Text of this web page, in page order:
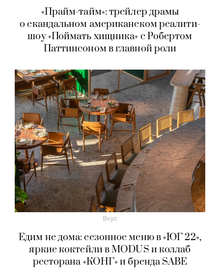
«Прайм-тайм»: трейлер драмы
о скандальном американском реалити-
шоу «Поймать хищника» с Робертом
Паттинсоном в главной роли
Вкус
Едим не дома: сезонное меню в «ЮГ 22»,
яркие коктейли в MODUS и коллаб
ресторана «КОНГ» и бренда SABE